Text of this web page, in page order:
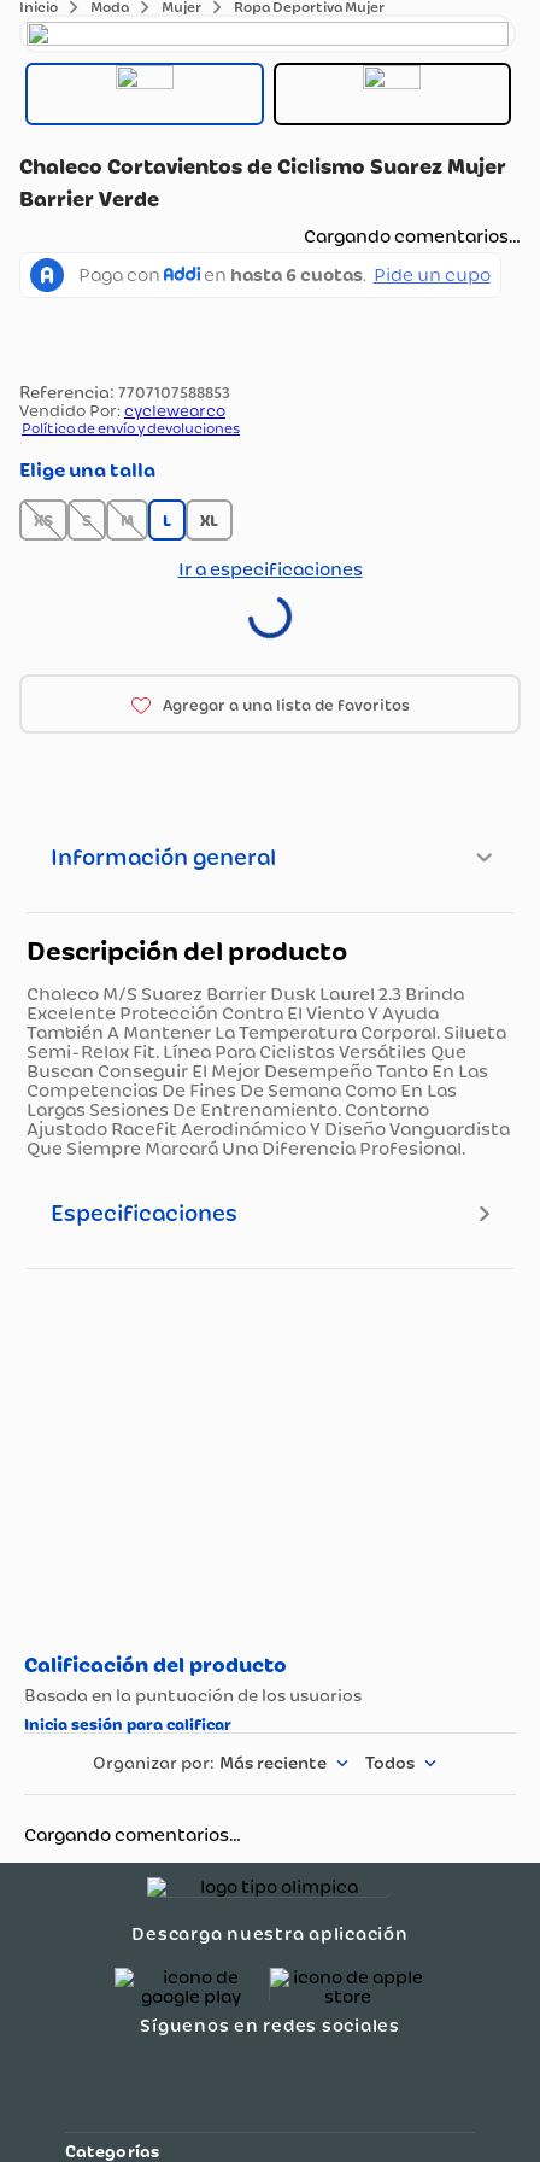
Moda Mujer Ropa Deportiva Mujer
Chaleco Cortavientos de Ciclismo Suarez Mujer
Barrier Verde
Cargando comentarios…
: 7707107588853
Vendido Por: cyclewearco
Política de envío y devoluciones
talla
XS S M L XL
Ir a especificaciones
Información general
Descripción del producto
Chaleco M/S Suarez Barrier Dusk Laurel 2.3 Brinda
Excelente Protección Contra El Viento Y Ayuda
También A Mantener La Temperatura Corporal. Silueta
Semi-Relax Fit. Línea Para Ciclistas Versátiles Que
Buscan Conseguir El Mejor Desempeño Tanto En Las
Competencias De Fines De Semana Como En Las
Largas Sesiones De Entrenamiento. Contorno
Ajustado Racefit Aerodinámico Y Diseño Vanguardista
Que Siempre Marcará Una Diferencia Profesional.
Especificaciones
País de Origen.
Garantía
Material
Género
Más reciente Todos
Cargando comentarios…
Descarga nuestra aplicación
Síguenos en redes sociales
Categorías